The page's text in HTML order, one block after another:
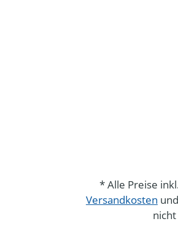
* Alle Preise
Versandkosten